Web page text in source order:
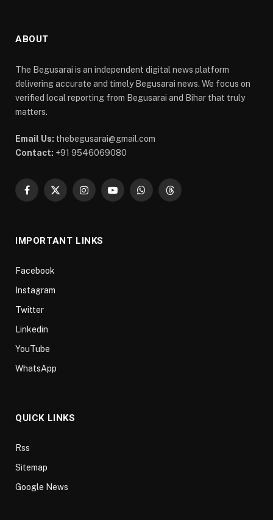
ABOUT
The Begusarai is an independent digital news platform
delivering accurate and timely Begusarai news. We focus on
verified local reporting from Begusarai and Bihar that truly
matters.
Email Us: thebegusarai@gmail.com
Contact: +91 9546069080
Facebook
X
InstagramYouTubeWhatsAppThreads
IMPORTANT LINKS
Facebook
Instagram
Twitter
Linkedin
YouTube
WhatsApp
QUICK LINKS
Rss
Sitemap
Google News